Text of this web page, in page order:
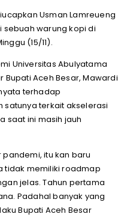
Usman Lamreueng
warung kopi di
(15/11).
Universitas Abulyatama
Bupati Aceh Besar, Mawardi
terhadap
satunya terkait akselerasi
saat ini masih jauh
itu kan baru
tidak memiliki roadmap
jelas. Tahun pertama
Padahal banyak yang
Bupati Aceh Besar